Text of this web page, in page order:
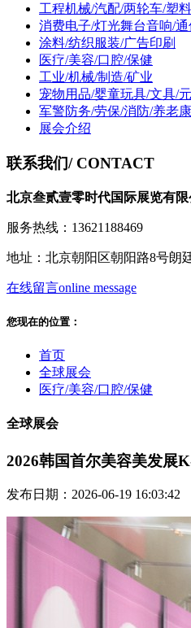
工程机械/汽配/两轮车/塑
消费电子/灯光舞台音响/通
涂料/纺织服装/广告印刷
医疗/美容/口腔/保健
工业/机械/制造/矿业
宠物用品/婴童玩具/文具/
军警防务/劳保/消防/养老
展会介绍
联系我们/ CONTACT
北京叁贰壹零时代国际展览有限
服务热线：13621188469
地址：北京朝阳区朝阳路8号朗
在线留言online message
您现在的位置：
首页
全球展会
医疗/美容/口腔/保健
全球展会
2026韩国首尔美容美发展
发布日期：2026-06-19 16:03:42